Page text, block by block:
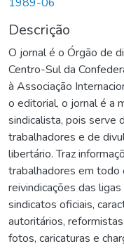
Descrição
O jornal é o Órgão de
Centro-Sul da
à Associação
o editorial, o jornal é a
sindicalista, pois serve
trabalhadores e de
libertário. Traz
trabalhadores em todo
reivindicações das
sindicatos oficiais,
autoritários,
fotos, caricaturas e